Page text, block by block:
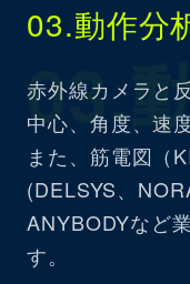
03.
03.動作分
赤外線カメラと
中心、角度、速
また、筋電図（
(DELSYS、
ANYBODYなど
す。